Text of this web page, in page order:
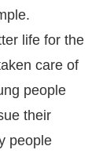
life for the
care of
people
their
people